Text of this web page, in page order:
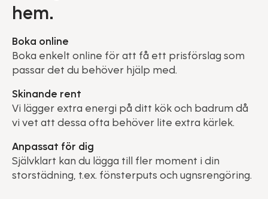
hem.
Boka online
Boka enkelt online för att få ett prisförslag som
passar det du behöver hjälp med.
Skinande rent
Vi lägger extra energi på ditt kök och badrum då
vi vet att dessa ofta behöver lite extra kärlek.
Anpassat för dig
Självklart kan du lägga till fler moment i din
storstädning, t.ex. fönsterputs och ugnsrengöring.